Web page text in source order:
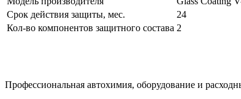
Срок действия защиты, мес.
24
Кол-во компонентов защитного состава 2
Профессиональная автохимия, оборудование и